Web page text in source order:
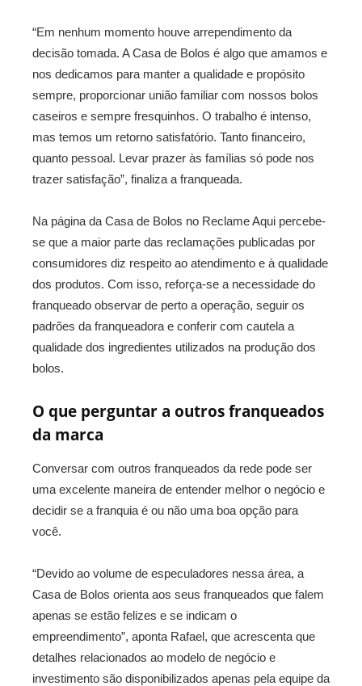
“Em nenhum momento houve arrependimento da
decisão tomada. A Casa de Bolos é algo que amamos e
nos dedicamos para manter a qualidade e propósito
sempre, proporcionar união familiar com nossos bolos
caseiros e sempre fresquinhos. O trabalho é intenso,
mas temos um retorno satisfatório. Tanto financeiro,
quanto pessoal. Levar prazer às famílias só pode nos
trazer satisfação”, finaliza a franqueada.
Na página da Casa de Bolos no Reclame Aqui percebe-
se que a maior parte das reclamações publicadas por
consumidores diz respeito ao atendimento e à qualidade
dos produtos. Com isso, reforça-se a necessidade do
franqueado observar de perto a operação, seguir os
padrões da franqueadora e conferir com cautela a
qualidade dos ingredientes utilizados na produção dos
bolos.
O que perguntar a outros franqueados
da marca
Conversar com outros franqueados da rede pode ser
uma excelente maneira de entender melhor o negócio e
decidir se a franquia é ou não uma boa opção para
você.
“Devido ao volume de especuladores nessa área, a
Casa de Bolos orienta aos seus franqueados que falem
apenas se estão felizes e se indicam o
empreendimento”, aponta Rafael, que acrescenta que
detalhes relacionados ao modelo de negócio e
investimento são disponibilizados apenas pela equipe da